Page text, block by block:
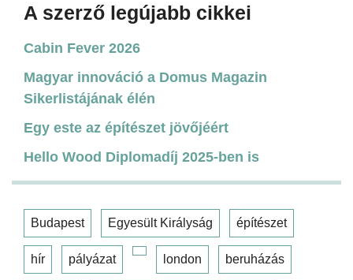
A szerző legújabb cikkei
Cabin Fever 2026
Magyar innováció a Domus Magazin
Sikerlistájának élén
Egy este az építészet jövőjéért
Hello Wood Diplomadíj 2025-ben is
Budapest Egyesült Királyság építészet
hír pályázat london beruházás